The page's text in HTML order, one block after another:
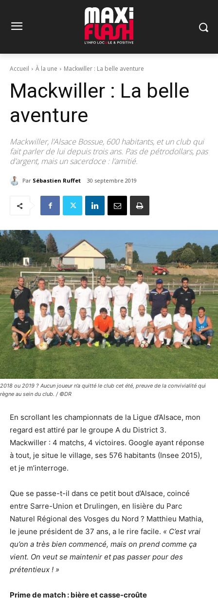
Accueil À la une Mackwiller : La belle aventure
Mackwiller : La belle
aventure
Mackwiller, l’Alsace Bossue, 600 habitants, et un club qui
fait parler de lui depuis trois ans. Pas de pétrodollars, pas
d’argent, mais un sacerdoce : l’amitié.
Par Sébastien Ruffet 30 septembre 2019
2018 ou 2019 ? Aucun joueur n’a quitté le club cet été, preuve de la convivialité qui
règne au sein du club. / ©DR
En scrollant les championnats de la Ligue d’Alsace, mon
regard est attiré par le groupe A du District 3.
Mackwiller : 4 matchs, 4 victoires. Google ayant réponse
à tout, je situe le village, ses 576 habitants (Insee 2015),
et je m’interroge.
Que se passe-t-il dans ce petit bout d’Alsace, coincé
entre Sarre-Union et Drulingen, en lisière du Parc
Naturel Régional des Vosges du Nord ? Matthieu Mathia,
le jeune président de 37 ans, a le rire facile. « C’est vrai
qu’on a très bien commencé, mais on prend comme ça
vient. On veut se maintenir et pas passer pour des
prétentieux ! »
Prime de match : bière et casse-croûte